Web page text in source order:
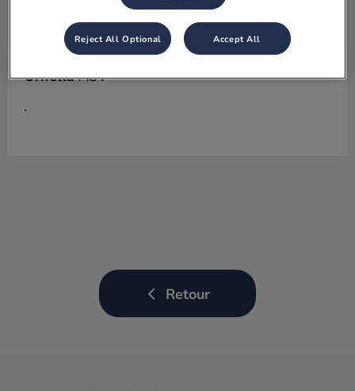
OrnellaASV
.
Retour
Reject All Optional Accept All